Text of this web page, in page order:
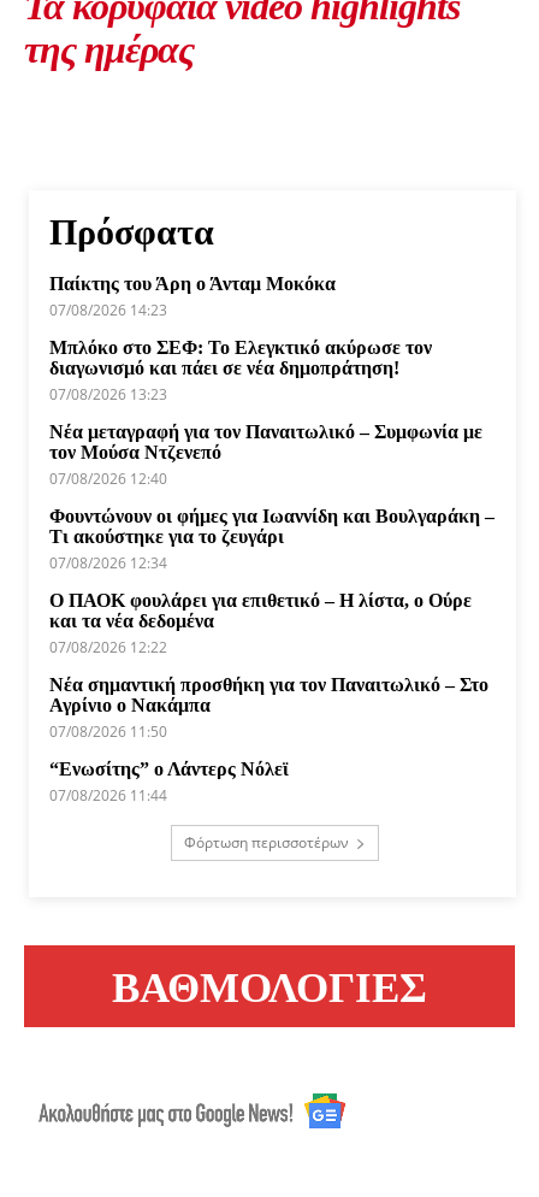
της ημέρας
Πρόσφατα
Παίκτης του Άρη ο Άνταμ Μοκόκα
07/08/2026 14:23
Μπλόκο στο ΣΕΦ: Το Ελεγκτικό ακύρωσε τον
διαγωνισμό και πάει σε νέα δημοπράτηση!
07/08/2026 13:23
Νέα μεταγραφή για τον Παναιτωλικό – Συμφωνία με
τον Μούσα Ντζενεπό
07/08/2026 12:40
Φουντώνουν οι φήμες για Ιωαννίδη και Βουλγαράκη –
Τι ακούστηκε για το ζευγάρι
07/08/2026 12:34
Ο ΠΑΟΚ φουλάρει για επιθετικό – Η λίστα, ο Ούρε
και τα νέα δεδομένα
07/08/2026 12:22
Νέα σημαντική προσθήκη για τον Παναιτωλικό – Στο
Αγρίνιο ο Νακάμπα
07/08/2026 11:50
“Ενωσίτης” ο Λάντερς Νόλεϊ
07/08/2026 11:44
Φόρτωση περισσοτέρων
ΒΑΘΜΟΛΟΓΙΕΣ